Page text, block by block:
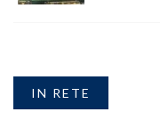
IN RETE